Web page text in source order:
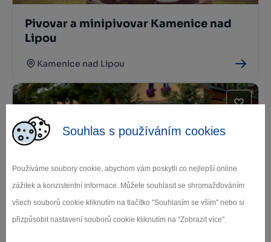
Souhlas s používáním cookies
Používáme soubory cookie, abychom vám poskytli co nejlepší online
zážitek a konzistentní informace. Můžete souhlasit se shromažďováním
všech souborů cookie kliknutím na tlačítko "Souhlasím se vším" nebo si
přizpůsobit nastavení souborů cookie kliknutím na "Zobrazit více".
Pivovar a minipivovar Kamenice nad
Lipou
Kamenice nad Lipou
Restaurace Johanka
Kamenice nad Lipou